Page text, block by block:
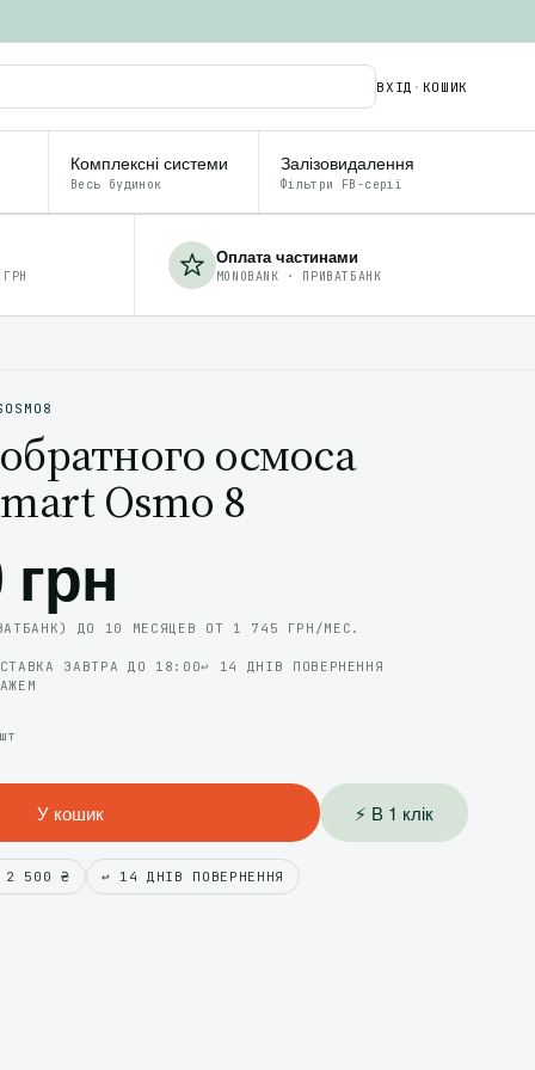
ВХІД · КОШИК
Комплексні системи
Весь будинок
Залізовидалення
Фільтри FB-серії
Оплата частинами
MONOBANK · ПРИВАТБАНК
осмоса
Osmo 8
ДО 10 МЕСЯЦЕВ ОТ 1 745 ГРН/МЕС.
ЗАВТРА ДО 18:00↩️ 14 ДНІВ ПОВЕРНЕННЯ
У кошик ⚡ В 1 клік
2 500 ₴ ↩️ 14 ДНІВ ПОВЕРНЕННЯ